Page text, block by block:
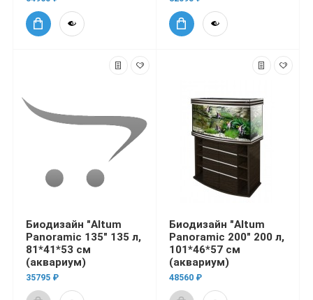
Биодизайн "Altum
Panoramic 135" 135 л,
81*41*53 см
(аквариум)
35795 ₽
Биодизайн "Altum
Panoramic 200" 200 л,
101*46*57 см
(аквариум)
48560 ₽